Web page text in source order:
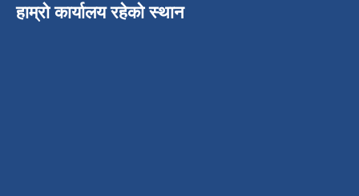
हाम्रो कार्यालय रहेको स्थान